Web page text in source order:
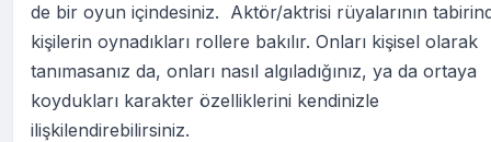
de bir oyun içindesiniz. Aktör/aktrisi rüyalarının
kişilerin oynadıkları rollere bakılır. Onları kişisel olarak
tanımasanız da, onları nasıl algıladığınız, ya da ortaya
koydukları karakter özelliklerini kendinizle
ilişkilendirebilirsiniz.